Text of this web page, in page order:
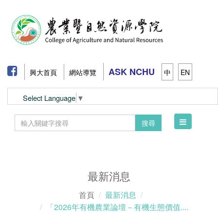
興大首頁 網站導覽 ASK NCHU 中 EN
Select Language ▼
搜尋
Toggle
最新消息
首頁
最新消息
「2026年有機農業論壇－有機生態價值....